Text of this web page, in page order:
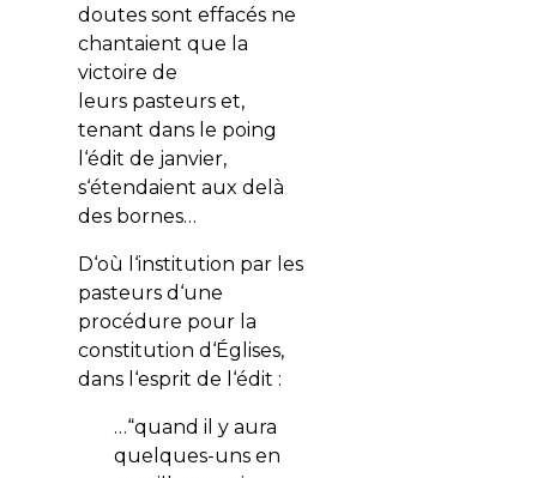
doutes sont effacés ne
chantaient que la
victoire de
leurs pasteurs et,
tenant dans le poing
l‘édit de janvier,
s‘étendaient aux delà
des bornes…
D‘où l‘institution par les
pasteurs d‘une
procédure pour la
constitution d‘Églises,
dans l‘esprit de l‘édit :
…“quand il y aura
quelques-uns en